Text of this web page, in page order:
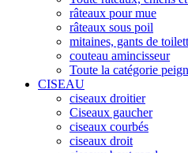
râteaux pour mue
râteaux sous poil
mitaines, gants de
couteau amincisseur
Toute la catégorie
CISEAU
ciseaux droitier
Ciseaux gaucher
ciseaux courbés
ciseaux droit